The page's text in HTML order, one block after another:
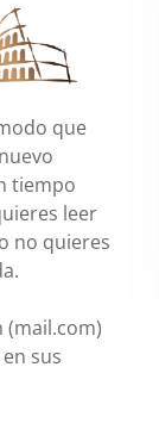
que
tiempo
leer
no quieres
(mail.com)
sus